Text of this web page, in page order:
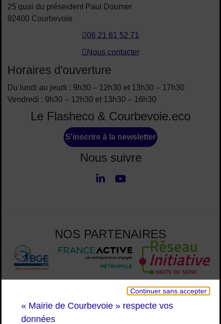
Continuer sans accepter
« Mairie de Courbevoie » respecte vos
données
25 quai du préseident Paul Doumer
92400 Courbevoie
06 21 61 52 71
Nous contacter
Horaires d'ouverture
Du lundi au jeudi : 9h30 – 12h30 et 13h30 – 17h30
Vendredi : 9h30 – 12h30 et 13h30 – 16h30
Le Flasheco & Courbevoie.eco
S'inscrire à la newsletter
Nous suivre
Nous suivre
NOS PARTENAIRES